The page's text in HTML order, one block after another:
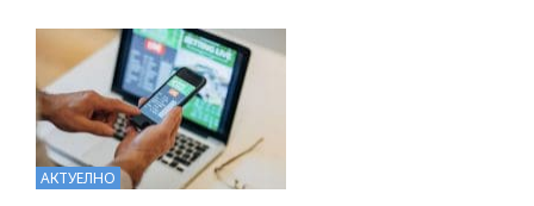
АКТУЕЛНО